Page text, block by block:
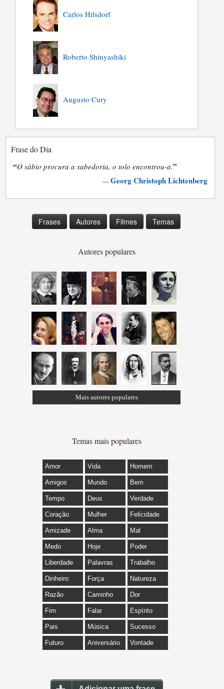
Carlos Hilsdorf
Roberto Shinyashiki
Augusto Cury
Frase do Dia
“O sábio procura a sabedoria, o tolo encontrou-a.”
—Georg Christoph Lichtenberg
Frases Autores Filmes Temas
Autores populares
Mais autores populares
Temas mais populares
Amor Vida Homem
Amigos Mundo Bem
Tempo Deus Verdade
Coração Mulher Felicidade
Amizade Alma Mal
Medo Hoje Poder
Liberdade Palavras Trabalho
Dinheiro Força Natureza
Razão Caminho Dor
Fim Falar Espírito
Pais Música Sucesso
Futuro Aniversário Vontade